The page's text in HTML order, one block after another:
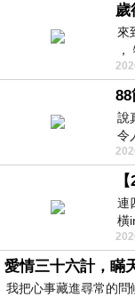
歲
來
88
說
令
復
連
橫
看
愛情三十六計，瞞
我把心事藏進尋常的